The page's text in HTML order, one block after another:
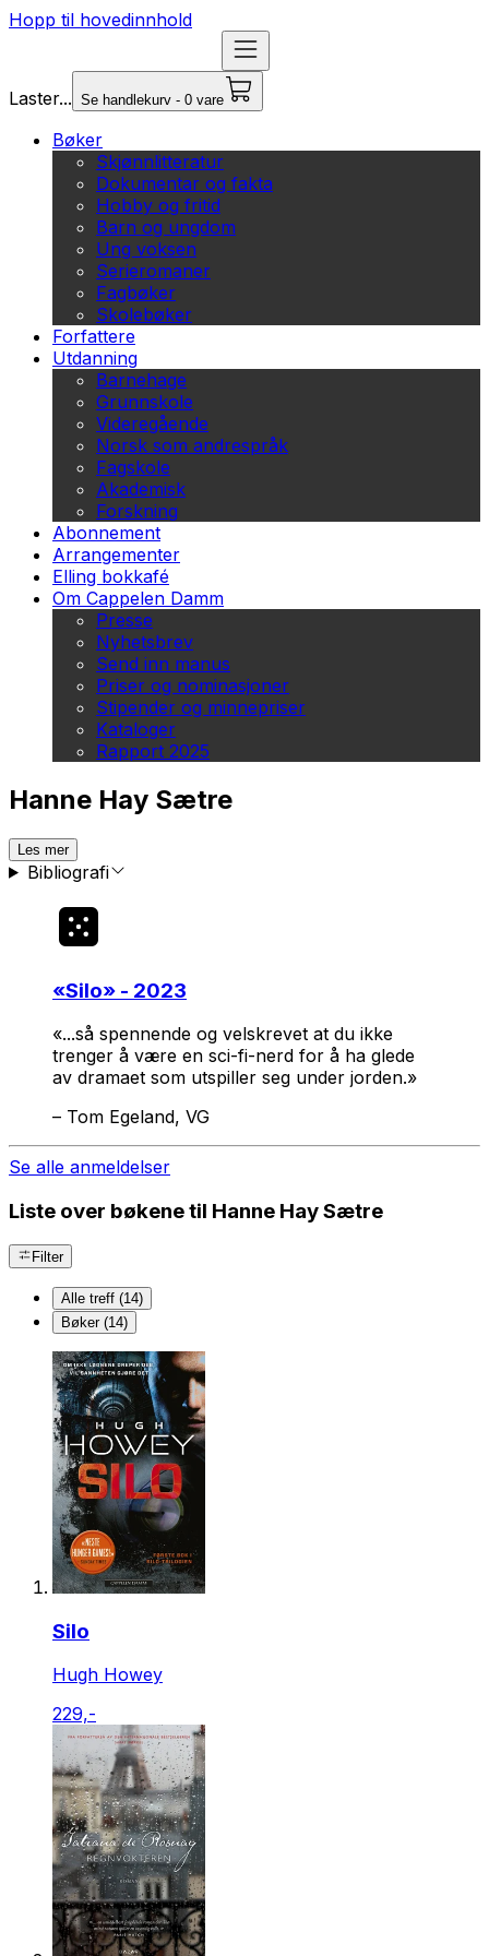
Hopp til hovedinnhold
Laster... Se handlekurv - 0 vare
Bøker
Skjønnlitteratur
Dokumentar og fakta
Hobby og fritid
Barn og ungdom
Ung voksen
Serieromaner
Fagbøker
Skolebøker
Forfattere
Utdanning
Barnehage
Grunnskole
Videregående
Norsk som andrespråk
Fagskole
Akademisk
Forskning
Abonnement
Arrangementer
Elling bokkafé
Om Cappelen Damm
Presse
Nyhetsbrev
Send inn manus
Priser og nominasjoner
Stipender og minnepriser
Kataloger
Rapport 2025
Hanne Hay Sætre
Les mer
Bibliografi
«Silo» - 2023
«...så spennende og velskrevet at du ikke
trenger å være en sci-fi-nerd for å ha glede
av dramaet som utspiller seg under jorden.»
– Tom Egeland, VG
Se alle anmeldelser
Liste over bøkene til Hanne Hay Sætre
Filter
Alle treff (14)
Bøker (14)
Silo
Hugh Howey
229,-